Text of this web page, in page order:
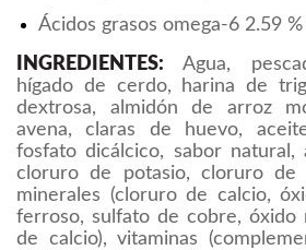
Ácidos grasos omega-6 2.59 %
INGREDIENTES: Agua,
hígado de cerdo, harina de
dextrosa, almidón de arroz
avena, claras de huevo,
fosfato dicálcico, sabor natural,
cloruro de potasio, cloruro de
minerales (cloruro de calcio,
ferroso, sulfato de cobre, óxido
de calcio), vitaminas